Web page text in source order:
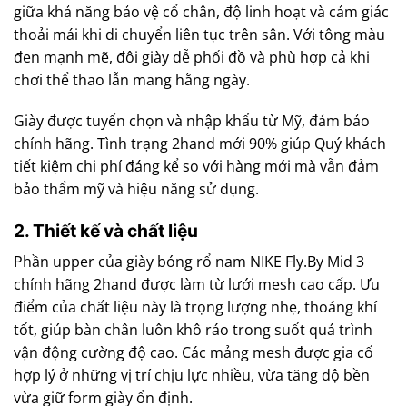
giữa khả năng bảo vệ cổ chân, độ linh hoạt và cảm giác
thoải mái khi di chuyển liên tục trên sân. Với tông màu
đen mạnh mẽ, đôi giày dễ phối đồ và phù hợp cả khi
chơi thể thao lẫn mang hằng ngày.
Giày được tuyển chọn và nhập khẩu từ Mỹ, đảm bảo
chính hãng. Tình trạng 2hand mới 90% giúp Quý khách
tiết kiệm chi phí đáng kể so với hàng mới mà vẫn đảm
bảo thẩm mỹ và hiệu năng sử dụng.
2. Thiết kế và chất liệu
Phần upper của giày bóng rổ nam NIKE Fly.By Mid 3
chính hãng 2hand được làm từ lưới mesh cao cấp. Ưu
điểm của chất liệu này là trọng lượng nhẹ, thoáng khí
tốt, giúp bàn chân luôn khô ráo trong suốt quá trình
vận động cường độ cao. Các mảng mesh được gia cố
hợp lý ở những vị trí chịu lực nhiều, vừa tăng độ bền
vừa giữ form giày ổn định.